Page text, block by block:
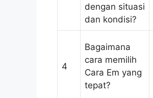
dengan situasi
dan kondisi?
4
Bagaimana
cara memilih
Cara Em yang
tepat?